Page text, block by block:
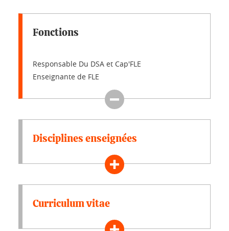
Fonctions
Responsable Du DSA et Cap'FLE
Enseignante de FLE
Disciplines enseignées
Curriculum vitae